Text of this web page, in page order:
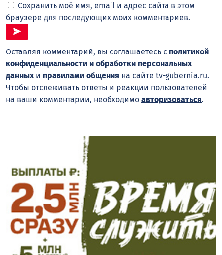
Сохранить моё имя, email и адрес сайта в этом
браузере для последующих моих комментариев.
Оставляя комментарий, вы соглашаетесь с политикой
конфиденциальности и обработки персональных
данных и правилами общения на сайте tv-gubernia.ru.
Чтобы отслеживать ответы и реакции пользователей
на ваши комментарии, необходимо авторизоваться.